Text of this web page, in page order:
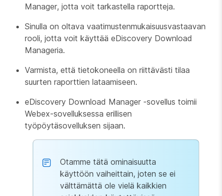
Manager, jotta voit tarkastella raportteja.
Sinulla on oltava vaatimustenmukaisuusvastaavan
rooli, jotta voit käyttää eDiscovery Download
Manageria.
Varmista, että tietokoneella on riittävästi tilaa
suurten raporttien lataamiseen.
eDiscovery Download Manager -sovellus toimii
Webex-sovelluksessa erillisen
työpöytäsovelluksen sijaan.
Otamme tätä ominaisuutta
käyttöön vaiheittain, joten se ei
välttämättä ole vielä kaikkien